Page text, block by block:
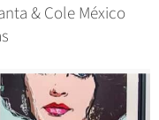
& Cole México